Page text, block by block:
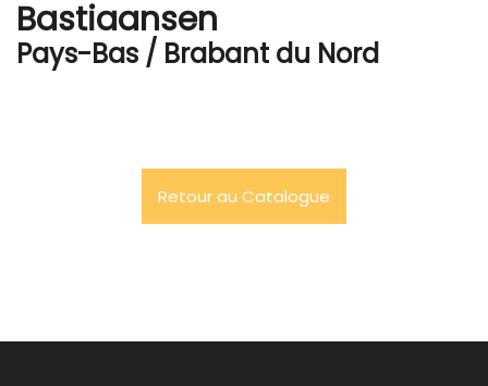
Bastiaansen
Pays-Bas / Brabant du Nord
Retour au Catalogue